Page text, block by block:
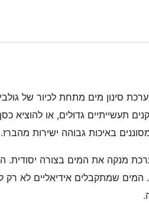
סינון מים מתחת לכיור של
תעשייתיים גדולים, או
באיכות גבוהה ישירות מהברז.
מנקה את המים בצורה
המים שמתקבלים אידיאליים לא